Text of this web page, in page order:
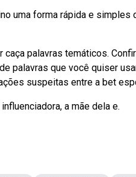
uma forma rápida e simples
palavras temáticos.
palavras que você quiser
suspeitas entre a bet
a mãe dela e.